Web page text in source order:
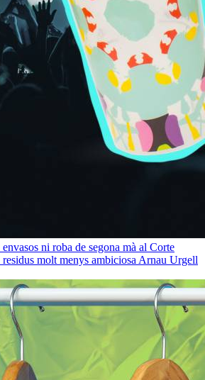
ni roba de segona mà al Corte
molt menys ambiciosa Arnau Urgell